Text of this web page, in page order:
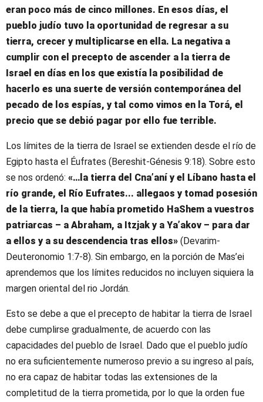
eran poco más de cinco millones. En esos días, el
pueblo judío tuvo la oportunidad de regresar a su
tierra, crecer y multiplicarse en ella. La negativa a
cumplir con el precepto de ascender a la tierra de
Israel en días en los que existía la posibilidad de
hacerlo es una suerte de versión contemporánea del
pecado de los espías, y tal como vimos en la Torá, el
precio que se debió pagar por ello fue terrible.
Los límites de la tierra de Israel se extienden desde el río de
Egipto hasta el Éufrates (Bereshit-Génesis 9:18). Sobre esto
se nos ordenó: «…la tierra del Cna’aní y el Líbano hasta el
río grande, el Río Eufrates... allegaos y tomad posesión
de la tierra, la que había prometido HaShem a vuestros
patriarcas – a Abraham, a Itzjak y a Ya’akov – para dar
a ellos y a su descendencia tras ellos» (Devarim-
Deuteronomio 1:7-8). Sin embargo, en la porción de Mas’ei
aprendemos que los límites reducidos no incluyen siquiera la
margen oriental del rio Jordán.
Esto se debe a que el precepto de habitar la tierra de Israel
debe cumplirse gradualmente, de acuerdo con las
capacidades del pueblo de Israel. Dado que el pueblo judío
no era suficientemente numeroso previo a su ingreso al país,
no era capaz de habitar todas las extensiones de la
completitud de la tierra prometida, por lo que la orden fue